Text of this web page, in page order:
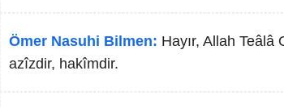
Ömer Nasuhi Bilmen: Hayır, Allah Teâlâ
azîzdir, hakîmdir.